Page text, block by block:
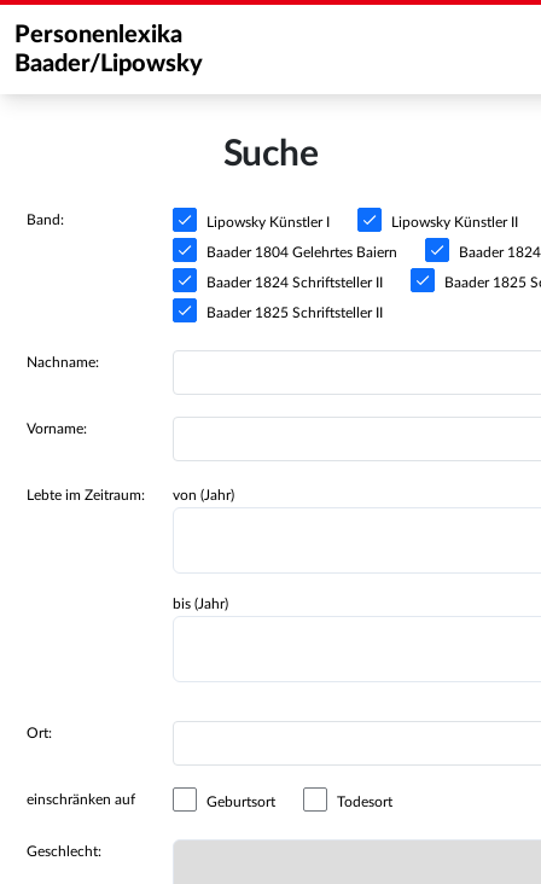
Personenlexika
Baader/Lipowsky
Suche
Band: Lipowsky Künstler I Lipowsky Künstler II
Baader 1804 Gelehrtes Baiern Baader
Baader 1824 Schriftsteller II Baader 1825
Baader 1825 Schriftsteller II
Nachname:
Vorname:
Lebte im Zeitraum: von (Jahr)
bis (Jahr)
Ort:
einschränken auf Geburtsort Todesort
Geschlecht: